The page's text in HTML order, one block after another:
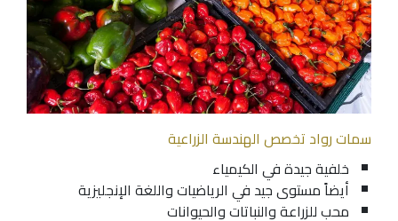
سمات رواد تخصص الهندسة الزراعية
خلفية جيدة في الكيمياء
أيضاً مستوى جيد في الرياضيات واللغة الإنجليزية
محب للزراعة والنباتات والحيوانات